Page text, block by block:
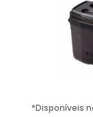
*Disponíveis